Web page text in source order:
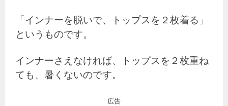
「インナーを脱いで、トップスを２枚着る」
というものです。
インナーさえなければ、トップスを２枚重ね
ても、暑くないのです。
広告